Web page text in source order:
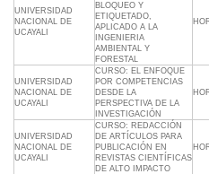
UNIVERSIDAD
NACIONAL DE
UCAYALI
BLOQUEO Y
ETIQUETADO,
APLICADO A LA
INGENIERIA
AMBIENTAL Y
FORESTAL
UNIVERSIDAD
NACIONAL DE
UCAYALI
CURSO: EL ENFOQUE
POR COMPETENCIAS
DESDE LA
PERSPECTIVA DE LA
INVESTIGACIÓN
UNIVERSIDAD
NACIONAL DE
UCAYALI
CURSO: REDACCIÓN
DE ARTÍCULOS PARA
PUBLICACIÓN EN
REVISTAS CIENTÍFICAS
DE ALTO IMPACTO